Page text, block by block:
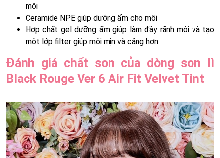
môi
Ceramide NPE giúp dưỡng ẩm cho môi
Hợp chất gel dưỡng ẩm giúp làm đầy rãnh môi và tạo
một lớp filter giúp môi mịn và căng hơn
Đánh giá chất son của dòng son lì
Black Rouge Ver 6 Air Fit Velvet Tint